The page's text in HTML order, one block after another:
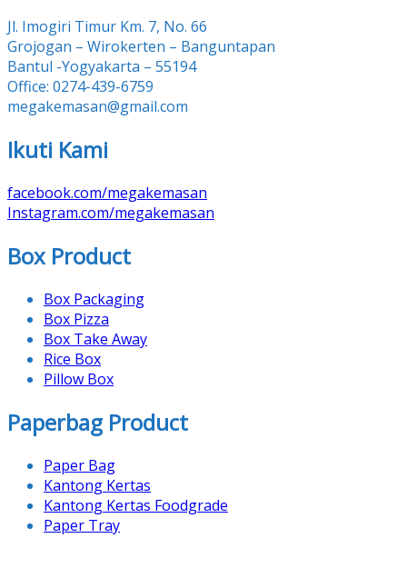
Jl. Imogiri Timur Km. 7, No. 66
Grojogan – Wirokerten – Banguntapan
Bantul -Yogyakarta – 55194
Office: 0274-439-6759
megakemasan@gmail.com
Ikuti Kami
facebook.com/megakemasan
Instagram.com/megakemasan
Box Product
Box Packaging
Box Pizza
Box Take Away
Rice Box
Pillow Box
Paperbag Product
Paper Bag
Kantong Kertas
Kantong Kertas Foodgrade
Paper Tray